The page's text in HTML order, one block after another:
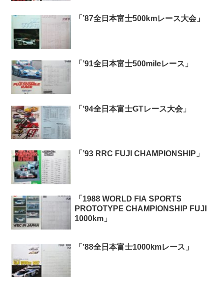
「’87全日本富士500kmレース大会」
「’91全日本富士500mileレース」
「’94全日本富士GTレース大会」
「’93 RRC FUJI CHAMPIONSHIP」
「1988 WORLD FIA SPORTS
PROTOTYPE CHAMPIONSHIP FUJI
1000km」
「’88全日本富士1000kmレース」